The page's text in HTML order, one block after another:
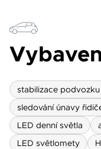
stabilizace podvozku
sledování únavy
LED denní světla
LED světlomety